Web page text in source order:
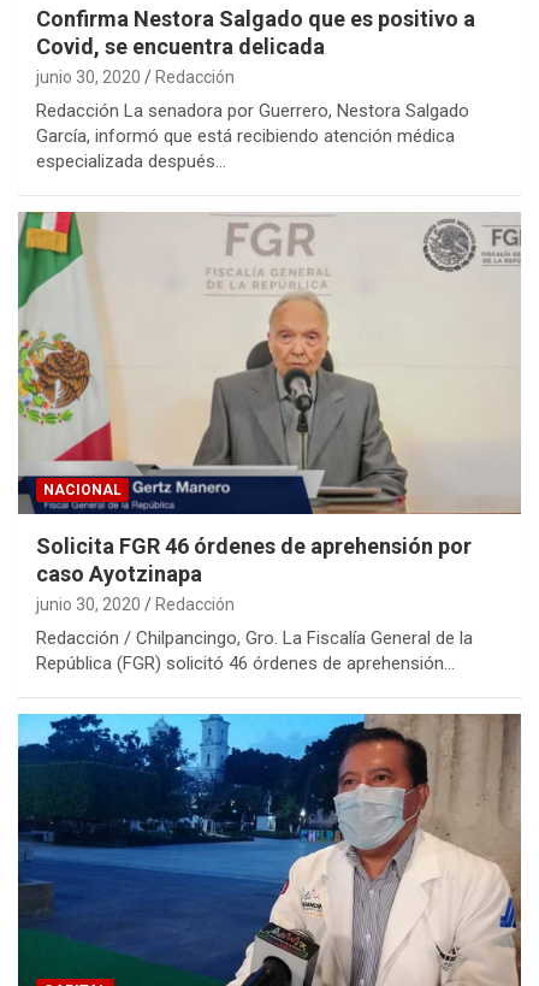
Confirma Nestora Salgado que es positivo a
Covid, se encuentra delicada
junio 30, 2020 Redacción
Redacción La senadora por Guerrero, Nestora Salgado
García, informó que está recibiendo atención médica
especializada después…
NACIONAL
Solicita FGR 46 órdenes de aprehensión por
caso Ayotzinapa
junio 30, 2020 Redacción
Redacción / Chilpancingo, Gro. La Fiscalía General de la
República (FGR) solicitó 46 órdenes de aprehensión…